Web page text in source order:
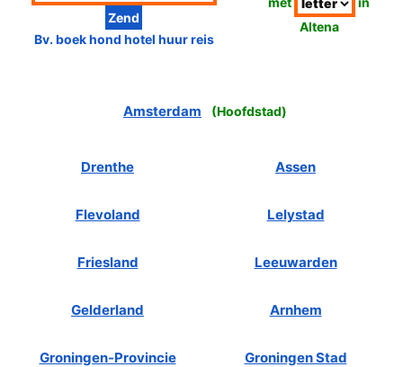
Bv. boek hond hotel huur reis
Altena
Amsterdam (Hoofdstad)
Drenthe Assen
Flevoland Lelystad
Friesland Leeuwarden
Gelderland Arnhem
Groningen-Provincie Groningen Stad